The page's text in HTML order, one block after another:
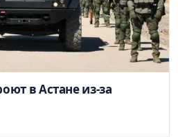
в Астане из-за